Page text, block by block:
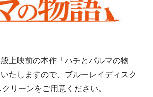
上映前の本作「ハチとパルマの物
たしますので、ブルーレイディスク
リーンをご用意ください。